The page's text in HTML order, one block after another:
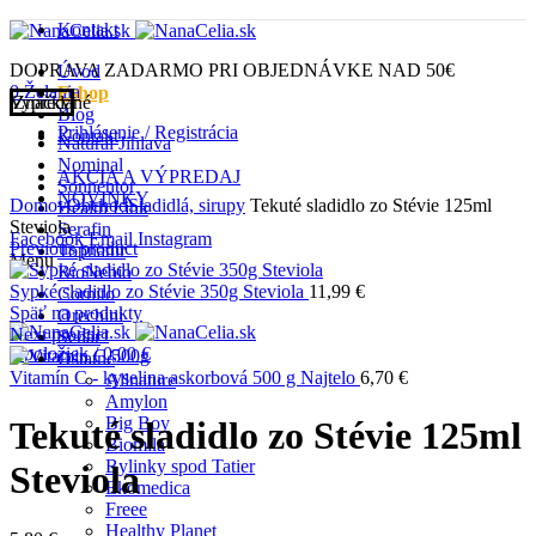
Kontakt
DOPRAVA ZADARMO PRI OBJEDNÁVKE NAD 50€
0Želania
Prihlásenie / Registrácia
Úvod
Eshop
Blog
Kontakt
AKCIA A VÝPREDAJ
NOVINKY
Facebook Email Instagram
Menu
0položiek / 0,00€
Značky
Natural Jihlava
Nominal
Sonnentor
Health Link
Serafin
Topnatur
BioNebio
Cornito
Orechini
Schär
Ostatné
Allnature
Amylon
Big Boy
Biomila
Bylinky spod Tatier
Ekomedica
Freee
Healthy Planet
Vypredané
Click to enlarge
DomovObchodSladidlá, sirupy Tekuté sladidlo zo Stévie 125ml
Steviola
Previous product
Sypké sladidlo zo Stévie 350g Steviola 11,99 €
Späť na produkty
Next product
Vitamín C - kyselina askorbová 500 g Najtelo 6,70 €
Tekuté sladidlo zo Stévie 125ml
Steviola